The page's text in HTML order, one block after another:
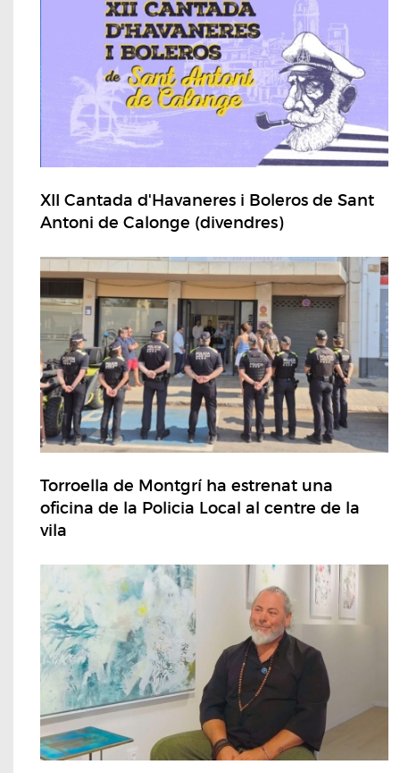
XII Cantada d'Havaneres i Boleros de Sant
Antoni de Calonge (divendres)
Torroella de Montgrí ha estrenat una
oficina de la Policia Local al centre de la
vila